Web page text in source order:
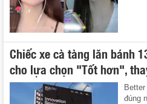
Chiếc xe cà tàng lăn bánh
cho lựa chọn "Tốt hơn",
đúng